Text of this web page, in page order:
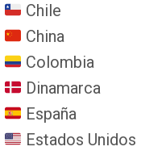
Chile
China
Colombia
Dinamarca
España
Estados Unidos